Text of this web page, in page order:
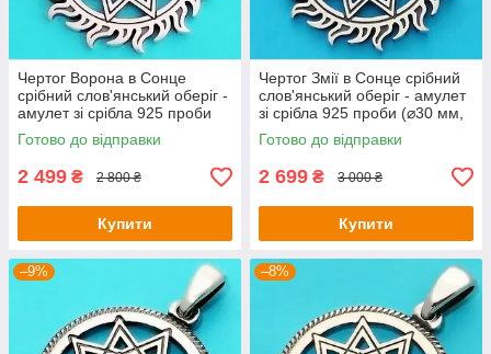
Чертог Ворона в Сонце
срібний слов'янський оберіг -
амулет зі срібла 925 проби
(⌀30 мм, 7 г)
Готово до відправки
2 499 ₴ 2 800 ₴
Купити
Чертог Змії в Сонце срібний
слов'янський оберіг - амулет
зі срібла 925 проби (⌀30 мм,
7.5 г)
Готово до відправки
2 699 ₴ 3 000 ₴
Купити
–9% –8%